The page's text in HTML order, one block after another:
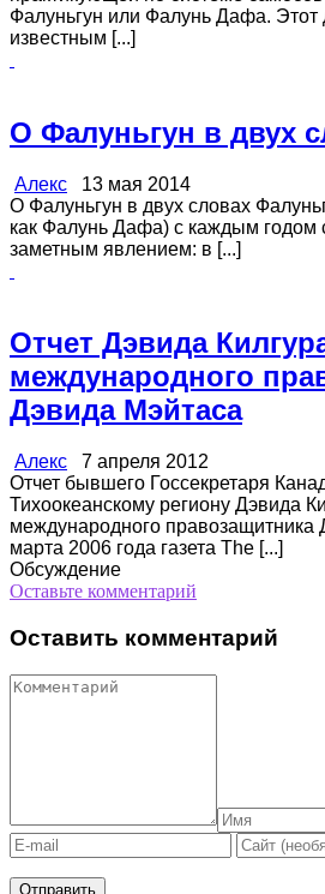
Фалуньгун или Фалунь Дафа. Этот
известным [...]
О Фалуньгун в двух
Алекс 13 мая 2014
О Фалуньгун в двух словах
как Фалунь Дафа) с каждым годом
заметным явлением: в [...]
Отчет Дэвида
международного
Дэвида Мэйтаса
Алекс 7 апреля 2012
Отчет бывшего Госсекретаря
Тихоокеанскому региону Дэвида
международного правозащитника
марта 2006 года газета The [...]
Обсуждение
Оставьте комментарий
Оставить комментарий